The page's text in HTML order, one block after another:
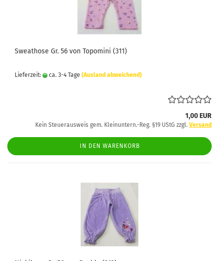
Sweathose Gr. 56 von Topomini (311)
Lieferzeit: ca. 3-4 Tage (Ausland abweichend)
1,00 EUR
Kein Steuerausweis gem. Kleinuntern.-Reg. §19 UStG zzgl. Versand
IN DEN WARENKORB